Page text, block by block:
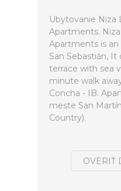
Ubytovanie Niza
Apartments.
Apartments is
San Sebastián, It
terrace with sea
minute walk
Concha - IB.
meste San
Country).
OVERIŤ